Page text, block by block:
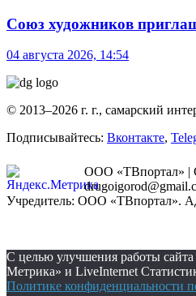
Союз художников
04 августа 2026, 14:54
© 2013–2026 г. г., самарский
Подписывайтесь: Вконтакте,
ООО «ТВпортал» |
Учредитель: ООО «ТВпортал».
С целью улучшения работы
Метрика» и LiveInternet
Политике конфиденциальности